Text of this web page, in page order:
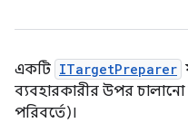
একটি ITargetPreparer
ব্যবহারকারীর উপর চালানো
পরিবর্তে)।